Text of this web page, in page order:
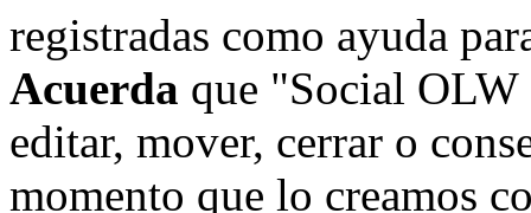
registradas como ayuda
Acuerda que "Social
editar, mover, cerrar o
momento que lo creamos